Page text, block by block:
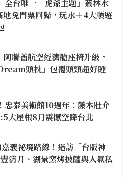
全台唯一「虎爺主題」叢林水
免門票回歸，玩水＋4大順遊
聯酋航空經濟艙座椅升級，
頭枕」包覆頭頸超好睡
忠泰美術館10週年：藤本壯介
大屋根8月震撼空降台北
義祕境路線！造訪「台版神
濤月、湖景窯烤披薩與人氣私